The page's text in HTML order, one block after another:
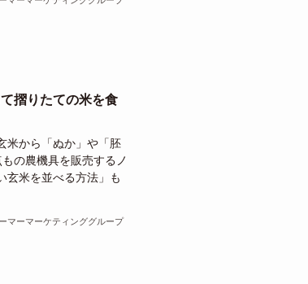
摺りたての米を食
米から「ぬか」や「胚
の農機具を販売するノ
玄米を並べる方法」も
マーマーケティンググループ